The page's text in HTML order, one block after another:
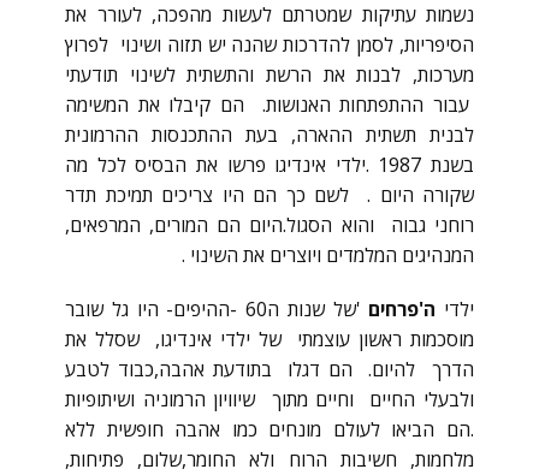
נשמות עתיקות שמטרתם לעשות מהפכה, לעורר את
הסיפריות, לסמן להדרכות שהנה יש תזוה ושינוי לפרוץ
מערכות, לבנות את הרשת והתשתית לשינוי תודעתי
עבור ההתפתחות האנושות. הם קיבלו את המשימה
לבנית תשתית ההארה, בעת ההתכנסות ההרמונית
בשנת 1987 .ילדי אינדיגו פרשו את הבסיס לכל מה
שקורה היום . לשם כך הם היו צריכים תמיכת תדר
רוחני גבוה והוא הסגול.היום הם המורים, המרפאים,
המנהיגים המלמדים ויוצרים את השינוי .
ילדי ה'פרחים
'של שנות ה60 -ההיפים- היו גל שובר
מוסכמות ראשון עוצמתי של ילדי אינדיגו, שסלל את
הדרך להיום. הם דגלו בתודעת אהבה,כבוד לטבע
ולבעלי החיים וחיים מתוך שיוויון הרמוניה ושיתופיות
.הם הביאו לעולם מונחים כמו אהבה חופשית ללא
מלחמות, חשיבות הרוח ולא החומר,שלום, פתיחות,